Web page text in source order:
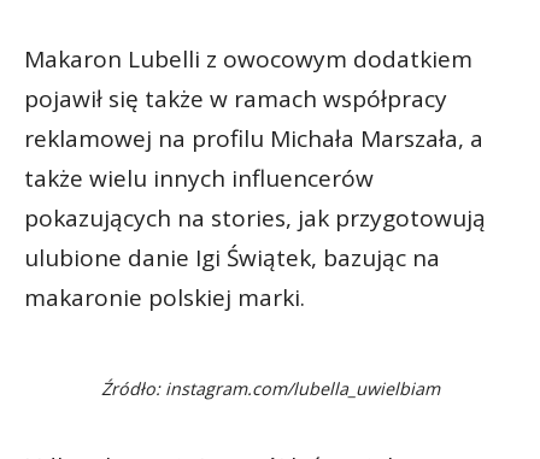
Makaron Lubelli z owocowym dodatkiem
pojawił się także w ramach współpracy
reklamowej na profilu Michała Marszała, a
także wielu innych influencerów
pokazujących na stories, jak przygotowują
ulubione danie Igi Świątek, bazując na
makaronie polskiej marki.
Źródło: instagram.com/lubella_uwielbiam